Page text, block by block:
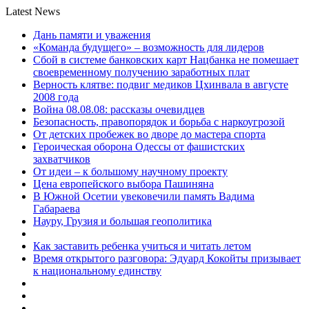
Latest News
Дань памяти и уважения
«Команда будущего» – возможность для лидеров
Сбой в системе банковских карт Нацбанка не помешает
своевременному получению заработных плат
Верность клятве: подвиг медиков Цхинвала в августе
2008 года
Война 08.08.08: рассказы очевидцев
Безопасность, правопорядок и борьба с наркоугрозой
От детских пробежек во дворе до мастера спорта
Героическая оборона Одессы от фашистских
захватчиков
От идеи – к большому научному проекту
Цена европейского выбора Пашиняна
В Южной Осетии увековечили память Вадима
Габараева
Науру, Грузия и большая геополитика
Как заставить ребенка учиться и читать летом
Время открытого разговора: Эдуард Кокойты призывает
к национальному единству